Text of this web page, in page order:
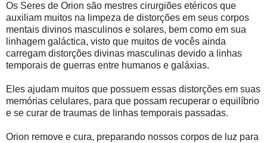
Os Seres de Orion são mestres cirurgiões etéricos que
auxiliam muitos na limpeza de distorções em seus corpos
mentais divinos masculinos e solares, bem como em sua
linhagem galáctica, visto que muitos de vocês ainda
carregam distorções divinas masculinas devido a linhas
temporais de guerras entre humanos e galáxias.
Eles ajudam muitos que possuem essas distorções em suas
memórias celulares, para que possam recuperar o equilíbrio
e se curar de traumas de linhas temporais passadas.
Orion remove e cura, preparando nossos corpos de luz para